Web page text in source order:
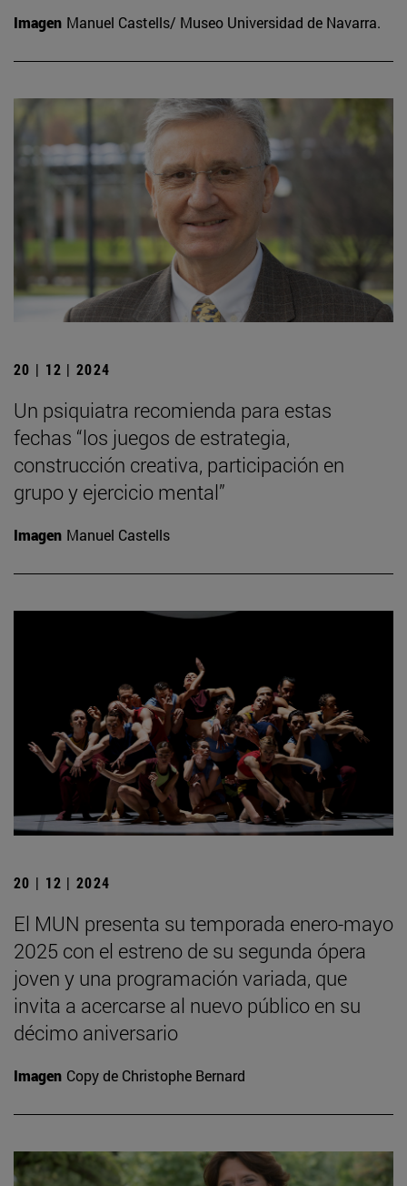
Imagen Manuel Castells/ Museo Universidad de Navarra.
20 | 12 | 2024
Un psiquiatra recomienda para estas
fechas “los juegos de estrategia,
construcción creativa, participación en
grupo y ejercicio mental”
Imagen Manuel Castells
20 | 12 | 2024
El MUN presenta su temporada enero-mayo
2025 con el estreno de su segunda ópera
joven y una programación variada, que
invita a acercarse al nuevo público en su
décimo aniversario
Imagen Copy de Christophe Bernard